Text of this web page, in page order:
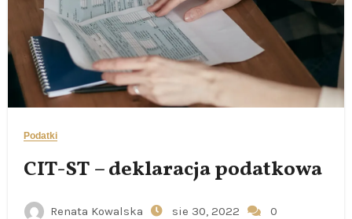
Podatki
CIT-ST – deklaracja podatkowa
Renata Kowalska sie 30, 2022
0